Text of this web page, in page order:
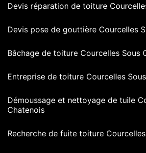
Devis réparation de toiture
Devis pose de gouttière Courcelles
Bâchage de toiture Courcelles Sous
Entreprise de toiture Courcelles
Démoussage et nettoyage de tuile
Chatenois
Recherche de fuite toiture